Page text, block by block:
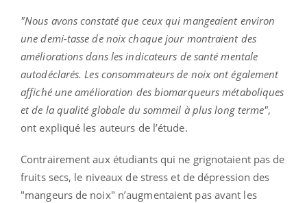
"Nous avons constaté que ceux qui mangeaient environ
une demi-tasse de noix chaque jour montraient des
améliorations dans les indicateurs de santé mentale
autodéclarés. Les consommateurs de noix ont également
affiché une amélioration des biomarqueurs métaboliques
et de la qualité globale du sommeil à plus long terme",
ont expliqué les auteurs de l’étude.
Contrairement aux étudiants qui ne grignotaient pas de
fruits secs, le niveaux de stress et de dépression des
"mangeurs de noix" n’augmentaient pas avant les